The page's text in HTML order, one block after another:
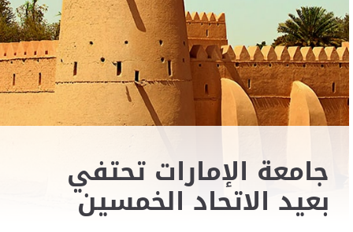
جامعة الإمارات تحتفي
بعيد الاتحاد الخمسين